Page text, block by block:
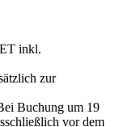
inkl.
zur
Buchung um 19
vor dem